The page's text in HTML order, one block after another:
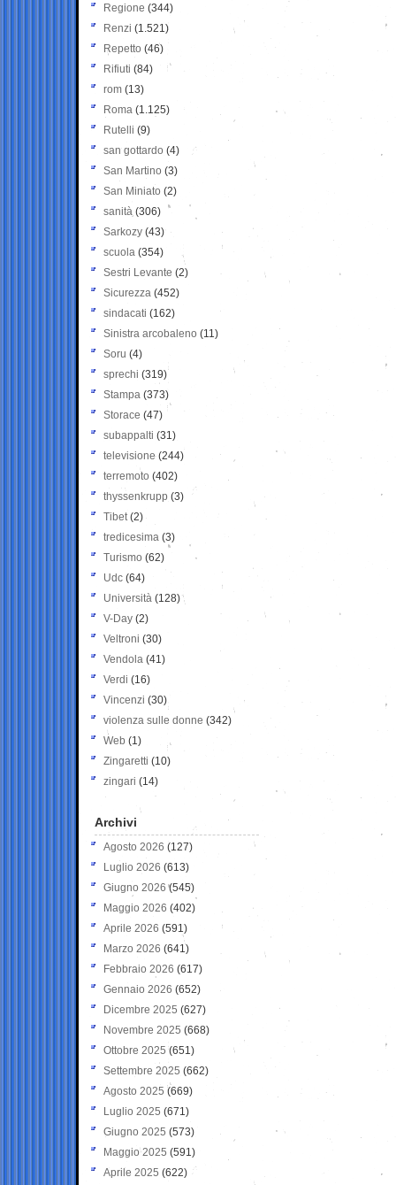
Regione (344)
Renzi (1.521)
Repetto (46)
Rifiuti (84)
rom (13)
Roma (1.125)
Rutelli (9)
san gottardo (4)
San Martino (3)
San Miniato (2)
sanità (306)
Sarkozy (43)
scuola (354)
Sestri Levante (2)
Sicurezza (452)
sindacati (162)
Sinistra arcobaleno (11)
Soru (4)
sprechi (319)
Stampa (373)
Storace (47)
subappalti (31)
televisione(244)
terremoto (402)
thyssenkrupp (3)
Tibet(2)
tredicesima (3)
Turismo (62)
Udc (64)
Università (128)
V-Day (2)
Veltroni (30)
Vendola (41)
Verdi (16)
Vincenzi (30)
violenza sulle donne (342)
Web (1)
Zingaretti (10)
zingari (14)
Archivi
Agosto 2026 (127)
Luglio 2026 (613)
Giugno 2026 (545)
Maggio 2026 (402)
Aprile 2026 (591)
Marzo 2026 (641)
Febbraio 2026 (617)
Gennaio 2026 (652)
Dicembre 2025 (627)
Novembre 2025 (668)
Ottobre 2025 (651)
Settembre 2025 (662)
Agosto 2025 (669)
Luglio 2025 (671)
Giugno 2025 (573)
Maggio 2025 (591)
Aprile 2025 (622)